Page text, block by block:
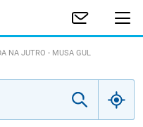
NA JUTRO - MUSA GUL